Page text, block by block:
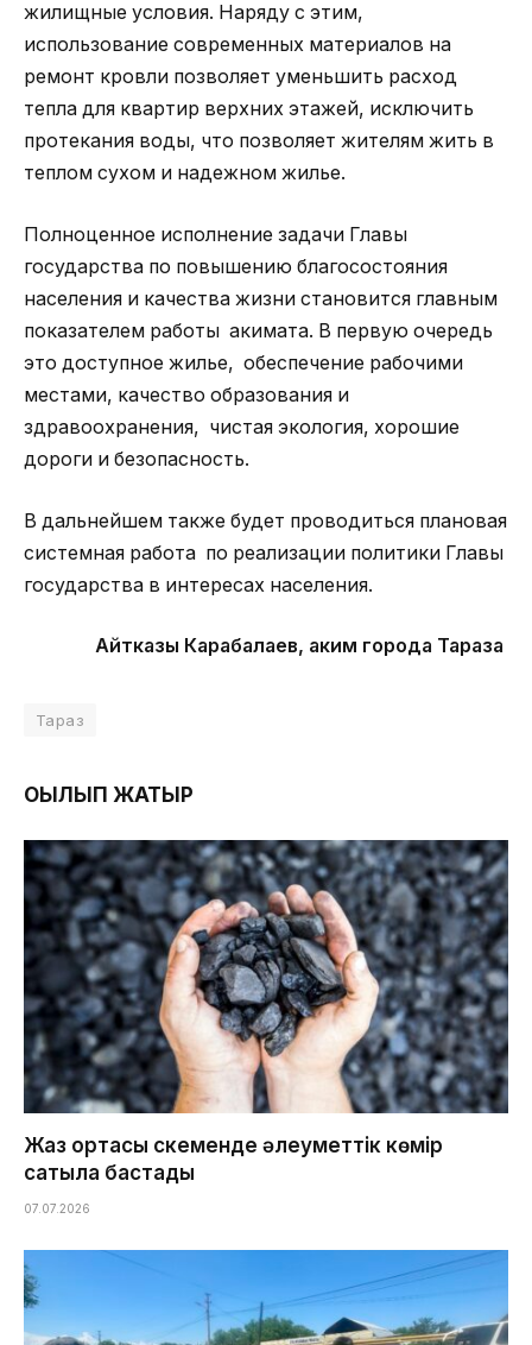
жилищные условия. Наряду с этим,
использование современных материалов на
ремонт кровли позволяет уменьшить расход
тепла для квартир верхних этажей, исключить
протекания воды, что позволяет жителям жить в
теплом сухом и надежном жилье.
Полноценное исполнение задачи Главы
государства по повышению благосостояния
населения и качества жизни становится главным
показателем работы акимата. В первую очередь
это доступное жилье, обеспечение рабочими
местами, качество образования и
здравоохранения, чистая экология, хорошие
дороги и безопасность.
В дальнейшем также будет проводиться плановая
системная работа по реализации политики Главы
государства в интересах населения.
Айтказы Карабалаев, аким города Тараза
Тараз
ОҚЫЛЫП ЖАТЫР
Жаз ортасы Өскеменде әлеуметтік көмір
сатыла бастады
07.07.2026